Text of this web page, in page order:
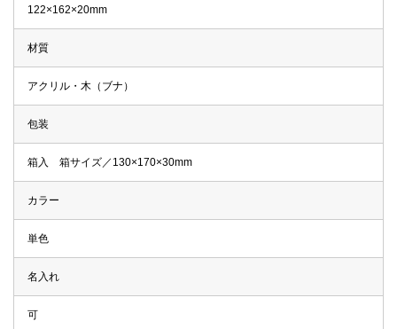
122×162×20mm
材質
アクリル・木（ブナ）
包装
箱入 箱サイズ／130×170×30mm
カラー
単色
名入れ
可